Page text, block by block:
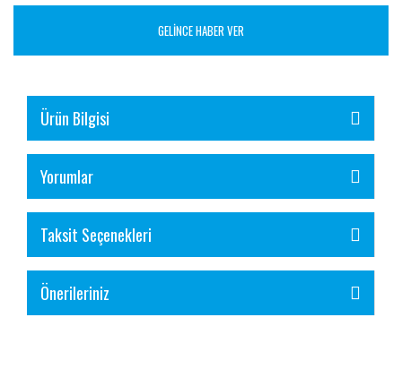
GELİNCE HABER VER
Ürün Bilgisi
Yorumlar
Taksit Seçenekleri
Önerileriniz